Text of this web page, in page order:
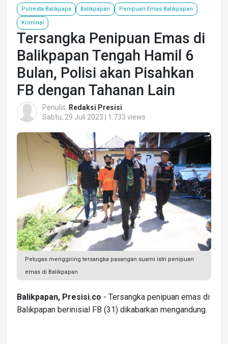
Polresta Balikpapa Balikpapan Penipuan Emas Balikpapan
Kriminal
Tersangka Penipuan Emas di
Balikpapan Tengah Hamil 6
Bulan, Polisi akan Pisahkan
FB dengan Tahanan Lain
Penulis: Redaksi Presisi
Sabtu, 29 Juli 2023 | 1.733 views
Petugas menggiring tersangka pasangan suami istri penipuan
emas di Balikpapan
Balikpapan, Presisi.co - Tersangka penipuan emas di
Balikpapan berinisial FB (31) dikabarkan mengandung.